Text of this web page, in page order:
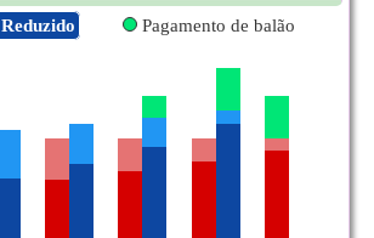
Reduzido Pagamento de balão